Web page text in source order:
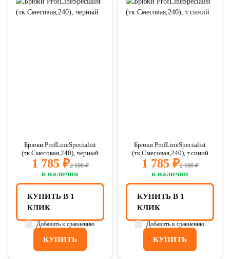
Брюки ProfLineSpecialist
(тк.Смесовая,240), черный
1 785 ₽2 100 ₽
в наличии
КУПИТЬ
КУПИТЬ В 1
КЛИК
Добавить к сравнению
Брюки ProfLineSpecialist
(тк.Смесовая,240), т.синий
1 785 ₽2 100 ₽
в наличии
КУПИТЬ
КУПИТЬ В 1
КЛИК
Добавить к сравнению